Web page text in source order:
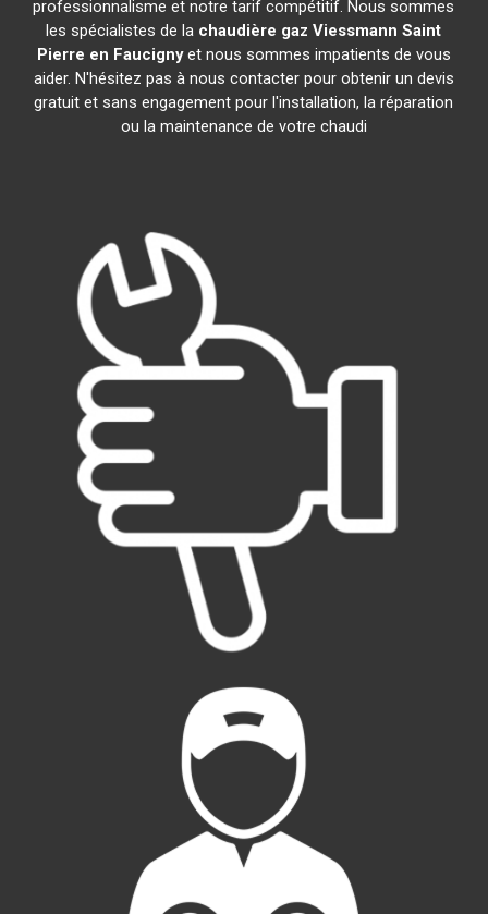
professionnalisme et notre tarif compétitif. Nous sommes
les spécialistes de la chaudière gaz Viessmann Saint
Pierre en Faucignyet nous sommes impatients de vous
aider. N'hésitez pas à nous contacter pour obtenir un devis
gratuit et sans engagement pour l'installation, la réparation
ou la maintenance de votre chaudi